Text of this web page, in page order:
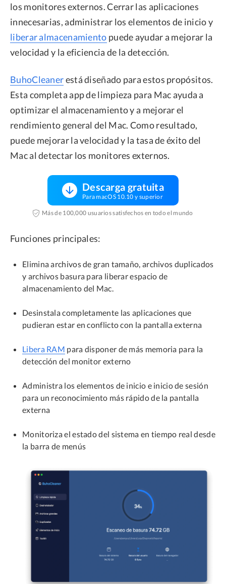
los monitores externos. Cerrar las aplicaciones
innecesarias, administrar los elementos de inicio y
liberar almacenamiento puede ayudar a mejorar la
velocidad y la eficiencia de la detección.
BuhoCleanerestá diseñado para estos propósitos.
Esta completa app de limpieza para Mac ayuda a
optimizar el almacenamiento y a mejorar el
rendimiento general del Mac. Como resultado,
puede mejorar la velocidad y la tasa de éxito del
Mac al detectar los monitores externos.
Descarga gratuita
Para macOS 10.10 y superior
Más de 100,000 usuarios satisfechos en todo el mundo
Funciones principales:
Elimina archivos de gran tamaño, archivos duplicados
y archivos basura para liberar espacio de
almacenamiento del Mac.
Desinstala completamente las aplicaciones que
pudieran estar en conflicto con la pantalla externa
Libera RAM para disponer de más memoria para la
detección del monitor externo
Administra los elementos de inicio e inicio de sesión
para un reconocimiento más rápido de la pantalla
externa
Monitoriza el estado del sistema en tiempo real desde
la barra de menús